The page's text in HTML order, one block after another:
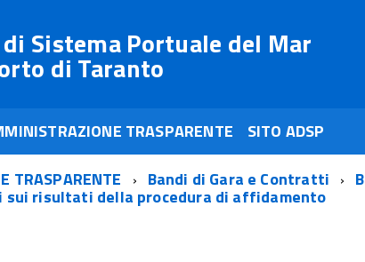
Sistema Portuale del Mar
di Taranto
TRASPARENTE
SITO ADSP
TRASPARENTE Bandi di Gara e Contratti
sui risultati della procedura di affidamento